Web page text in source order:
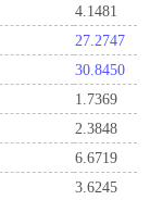
4.1481
27.2747
30.8450
1.7369
2.3848
6.6719
3.6245